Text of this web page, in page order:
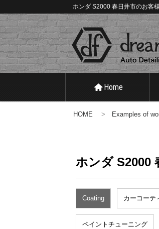
ホンダ S2000 春日井市のお客
Home
HOME > Examples of
ホンダ S2000
Coating カーコーテ
ペイントチューニング